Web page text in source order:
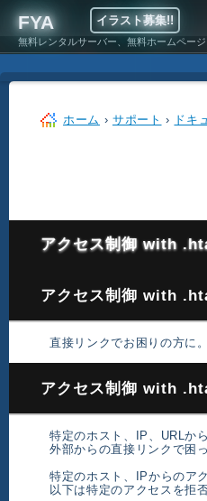
イラスト募集!!
FYA
無料レンタルサーバー、無料ホームペー
ホーム › サポート › ドキ
アクセス制御 with
アクセス制御 with
直接リンクでお困りの方に。
アクセス制御 with
特定のホスト、IP、URLか
外部からの直接リンクで困
特定のホスト、IPからのア
以下は特定のアクセスを拒